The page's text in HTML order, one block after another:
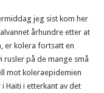
jeg sist kom her
århundre etter at
er kolera fortsatt en
rusler på de mange små
mot koleraepidemien
Haiti i etterkant av det